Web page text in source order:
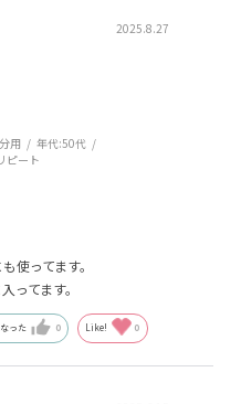
2025.8.27
用 年代:50代
ピート
使ってます。
ってます。
った 0 Like! 0